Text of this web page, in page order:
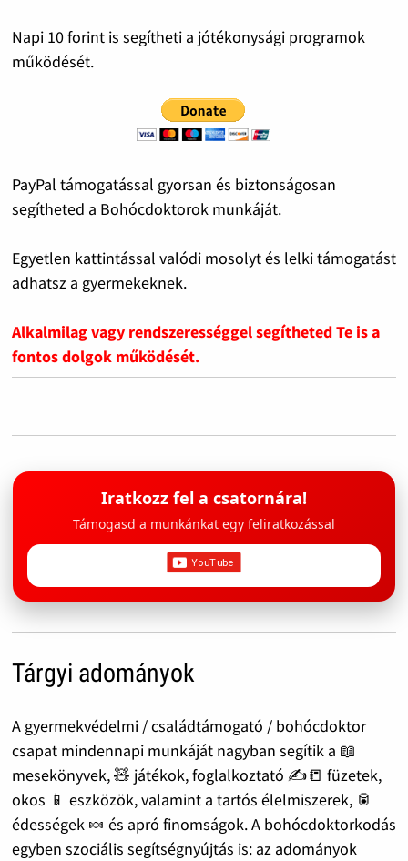
Napi 10 forint is segítheti a jótékonysági programok
működését.
PayPal támogatással gyorsan és biztonságosan
segítheted a Bohócdoktorok munkáját.
Egyetlen kattintással valódi mosolyt és lelki támogatást
adhatsz a gyermekeknek.
Alkalmilag vagy rendszerességgel segítheted Te is a
fontos dolgok működését.
Iratkozz fel a csatornára!
Támogasd a munkánkat egy feliratkozással
Tárgyi adományok
A gyermekvédelmi / családtámogató / bohócdoktor
csapat mindennapi munkáját nagyban segítik a 📖
mesekönyvek, 🧸 játékok, foglalkoztató ✍️📒 füzetek,
okos 📱 eszközök, valamint a tartós élelmiszerek, 🥫
édességek 🍬 és apró finomságok. A bohócdoktorkodás
egyben szociális segítségnyújtás is: az adományok